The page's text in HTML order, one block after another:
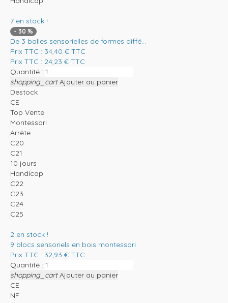
7 en stock !
- 30 %
De 3 balles sensorielles de formes diffé...
Prix TTC : 34,40 € TTC
Prix TTC : 24,23 € TTC
Quantité :
shopping_cart Ajouter au panier
Destock
CE
Top Vente
Montessori
Arrête
C20
C21
10 jours
Handicap
C22
C23
C24
C25
2 en stock !
9 blocs sensoriels en bois montessori
Prix TTC : 32,93 € TTC
Quantité :
shopping_cart Ajouter au panier
CE
NF